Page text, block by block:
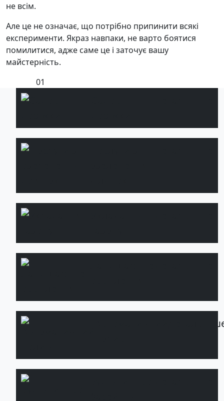
не всім.
Але це не означає, що потрібно припинити всякі
експерименти. Якраз навпаки, не варто боятися
помилитися, адже саме це і заточує вашу
майстерність.
01